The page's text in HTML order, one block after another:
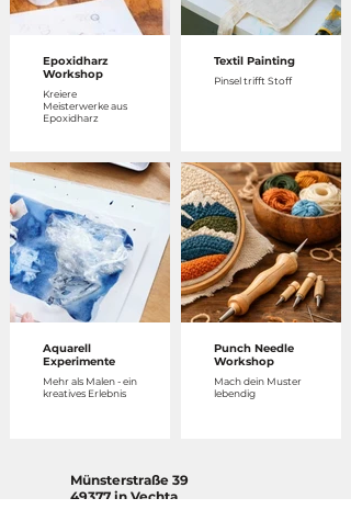
Epoxidharz
Workshop
Kreiere
Meisterwerke aus
Epoxidharz
Textil Painting
Pinsel trifft Stoff
Aquarell
Experimente
Mehr als Malen - ein
kreatives Erlebnis
Punch Needle
Workshop
Mach dein Muster
lebendig
Münsterstraße 39
49377 in Vechta